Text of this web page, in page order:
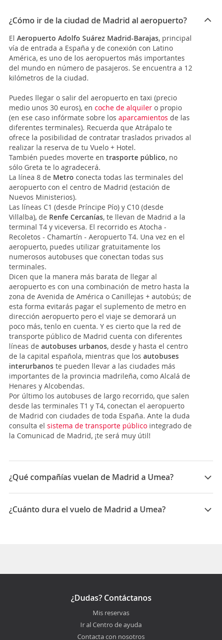
¿Cómo ir de la ciudad de Madrid al aeropuerto?
El Aeropuerto Adolfo Suárez Madrid-Barajas, principal
vía de entrada a España y de conexión con Latino
América, es uno de los aeropuertos más importantes
del mundo en número de pasajeros. Se encuentra a 12
kilómetros de la ciudad.
Puedes llegar o salir del aeropuerto en taxi (precio
medio unos 30 euros), en coche de alquiler o propio
(en ese caso infórmate sobre los aparcamientos de las
diferentes terminales). Recuerda que Atrápalo te
ofrece la posibilidad de contratar traslados privados al
realizar la reserva de tu Vuelo + Hotel.
También puedes moverte en trasporte público, no
sólo Greta te lo agradecerá.
La línea 8 de Metro conecta todas las terminales del
aeropuerto con el centro de Madrid (estación de
Nuevos Ministerios).
Las líneas C1 (desde Príncipe Pío) y C10 (desde
Villalba), de Renfe Cercanías, te llevan de Madrid a la
terminal T4 y viceversa. El recorrido es Atocha -
Recoletos - Chamartín - Aeropuerto T4. Una vez en el
aeropuerto, puedes utilizar gratuitamente los
numerosos autobuses que conectan todas sus
terminales.
Dicen que la manera más barata de llegar al
aeropuerto es con una combinación de metro hasta la
zona de Avenida de América o Canillejas + autobús; de
esta forma evitarás pagar el suplemento de metro en
dirección aeropuerto pero el viaje se demorará un
poco más, tenlo en cuenta. Y es cierto que la red de
transporte público de Madrid cuenta con diferentes
líneas de autobuses urbanos, desde y hasta el centro
de la capital española, mientras que los autobuses
interurbanos te pueden llevar a las ciudades más
importantes de la provincia madrileña, como Alcalá de
Henares y Alcobendas.
Por último los autobuses de largo recorrido, que salen
desde las terminales T1 y T4, conectan el aeropuerto
de Madrid con ciudades de toda España. Ante la duda
consulta el sistema de transporte público integrado de
la Comunicad de Madrid, ¡te será muy útil!
¿Qué compañías vuelan de Madrid a Umea?
Las compañías que vuelan de Madrid a Umea son:
Norwegian Air
¿Cuánto dura el vuelo de Madrid a Umea?
¿Dudas? Contáctanos
Mis reservas
Ir al Centro de ayuda
Contacta con nosotros